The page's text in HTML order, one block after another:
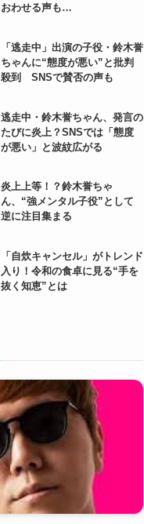
おわせる声も…
「逃走中」出演の子役・鈴木誉
ちゃんに“態度が悪い”と批判
殺到 SNSで賛否の声も
逃走中・鈴木誉ちゃん、発言の
たびに炎上？SNSでは「態度
が悪い」と波紋広がる
炎上上等！？鈴木誉ちゃ
ん、“強メンタル子役”として
逆に注目集まる
「自炊キャンセル」がトレンド
入り！令和の食卓に見る“手を
抜く知恵”とは